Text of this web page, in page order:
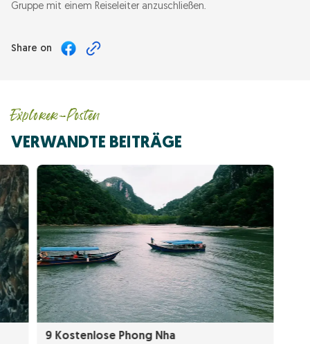
Gruppe mit einem Reiseleiter anzuschließen.
Share on
Explorer-Posten
VERWANDTE BEITRÄGE
9 Kostenlose Phong Nha